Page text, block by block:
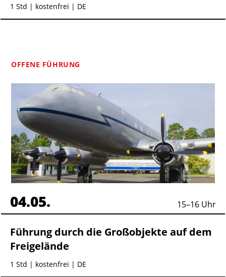
1 Std | kostenfrei | DE
04.05. 15–16 Uhr
Führung durch die Großobjekte auf dem
Freigelände
OFFENE FÜHRUNG
1 Std | kostenfrei | DE